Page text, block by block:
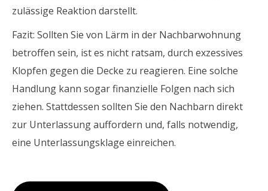
zulässige Reaktion darstellt.
Fazit: Sollten Sie von Lärm in der Nachbarwohnung
betroffen sein, ist es nicht ratsam, durch exzessives
Klopfen gegen die Decke zu reagieren. Eine solche
Handlung kann sogar finanzielle Folgen nach sich
ziehen. Stattdessen sollten Sie den Nachbarn direkt
zur Unterlassung auffordern und, falls notwendig,
eine Unterlassungsklage einreichen.